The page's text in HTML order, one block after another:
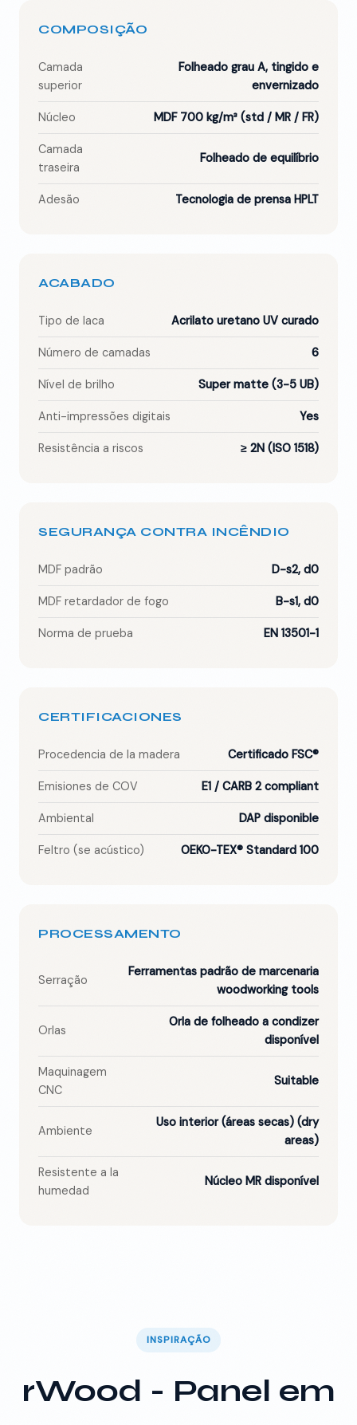
COMPOSIÇÃO
Camada
superior
Folheado grau A, tingido e
envernizado
Núcleo MDF 700 kg/m³ (std / MR / FR)
Camada
traseira
Folheado de equilíbrio
Adesão Tecnologia de prensa HPLT
ACABADO
Tipo de laca Acrilato uretano UV curado
Número de camadas 6
Nível de brilho Super matte (3-5 UB)
Anti-impressões digitais Yes
Resistência a riscos ≥ 2N (ISO 1518)
SEGURANÇA CONTRA INCÊNDIO
MDF padrão D-s2, d0
MDF retardador de fogo B-s1, d0
Norma de prueba EN 13501-1
CERTIFICACIONES
Procedencia de la madera Certificado FSC®
Emisiones de COV E1 / CARB 2 compliant
Ambiental DAP disponible
Feltro (se acústico) OEKO-TEX® Standard 100
PROCESSAMENTO
Serração
Ferramentas padrão de marcenaria
woodworking tools
Orlas
Orla de folheado a condizer
disponível
Maquinagem
CNC
Suitable
Ambiente
Uso interior (áreas secas) (dry
areas)
Resistente a la
humedad
Núcleo MR disponível
INSPIRAÇÃO
rWood - Panel em